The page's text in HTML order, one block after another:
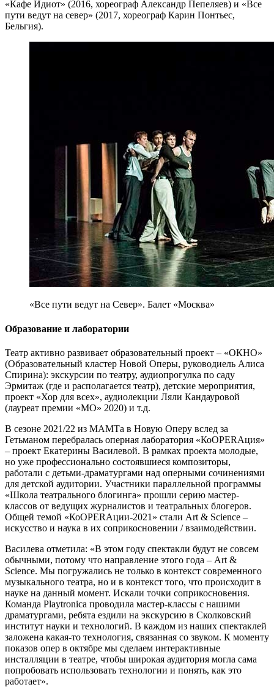
«Кафе Идиот» (2016, хореограф Александр Пепеляев) и «Все
пути ведут на север» (2017, хореограф Карин Понтьес,
Бельгия).
«Все пути ведут на Север». Балет «Москва»
Образование и лаборатории
Театр активно развивает образовательный проект – «ОКНО»
(Образовательный кластер Новой Оперы, руководиель Алиса
Спирина): экскурсии по театру, аудиопрогулка по саду
Эрмитаж (где и располагается театр), детские мероприятия,
проект «Хор для всех», аудиолекции Ляли Кандауровой
(лауреат премии «МО» 2020) и т.д.
В сезоне 2021/22 из МАМТа в Новую Оперу вслед за
Гетьманом перебралась оперная лаборатория «КоOPERAция»
– проект Екатерины Василевой. В рамках проекта молодые,
но уже профессионально состоявшиеся композиторы,
работали с детьми-драматургами над оперными сочинениями
для детской аудитории. Участники параллельной программы
«Школа театрального блогинга» прошли серию мастер-
классов от ведущих журналистов и театральных блогеров.
Общей темой «КоOPERAции-2021» стали Art & Science –
искусство и наука в их соприкосновении / взаимодействии.
Василева отметила: «В этом году спектакли будут не совсем
обычными, потому что направление этого года – Art &
Science. Мы погружались не только в контекст современного
музыкального театра, но и в контекст того, что происходит в
науке на данный момент. Искали точки соприкосновения.
Команда Playtronica проводила мастер-классы с нашими
драматургами, ребята ездили на экскурсию в Сколковский
институт науки и технологий. В каждом из наших спектаклей
заложена какая-то технология, связанная со звуком. К моменту
показов опер в октябре мы сделаем интерактивные
инсталляции в театре, чтобы широкая аудитория могла сама
попробовать использовать технологии и понять, как это
работает».